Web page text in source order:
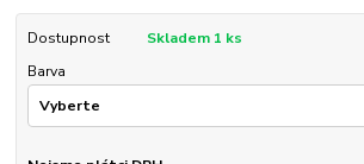
Dostupnost
Skladem 1 ks
Barva